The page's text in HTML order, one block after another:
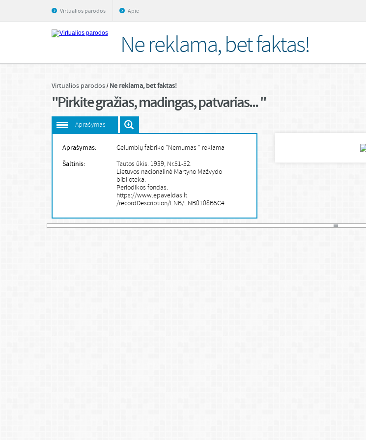
Virtualios parodos Apie
Ne reklama, bet faktas!
Virtualios parodos Ne reklama, bet faktas!
"Pirkite gražias, madingas, patvarias... "
Aprašymas
Aprašymas: Gelumbių fabriko "Nemumas " reklama
Šaltinis:
Tautos ūkis. 1939, Nr.51-52.
Lietuvos nacionalinė Martyno Mažvydo
biblioteka.
Periodikos fondas.
https://www.epaveldas.lt
/recordDescription/LNB/LNB0108B5C4